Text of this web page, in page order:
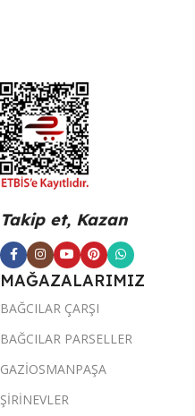
Takip et, Kazan
MAĞAZALARIMIZ
BAĞCILAR ÇARŞI
BAĞCILAR PARSELLER
GAZİOSMANPAŞA
ŞİRİNEVLER